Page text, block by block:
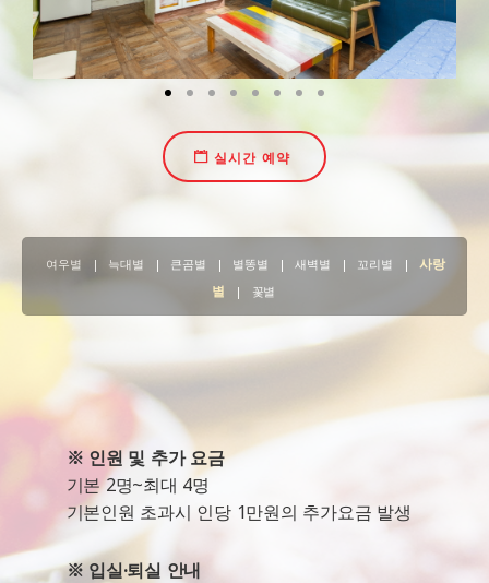
실시간 예약
여우별 | 늑대별 | 큰곰별 | 별똥별 | 새벽별 | 꼬리별 |
사랑
별
| 꽃별
※ 인원 및 추가 요금
기본 2명~최대 4명
기본인원 초과시 인당 1만원의 추가요금 발생
※ 입실·퇴실 안내